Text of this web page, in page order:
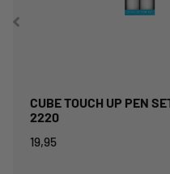
CUBE TOUCH UP PEN
2220
19,95